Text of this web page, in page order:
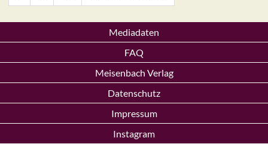
Mediadaten
FAQ
Meisenbach Verlag
Datenschutz
Impressum
Instagram